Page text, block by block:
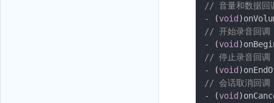
// 音量和数据回
-
(void )
// 开始录音回调
-
(void )
// 停止录音回调
-
(void )
// 会话取消回调
-
(void )